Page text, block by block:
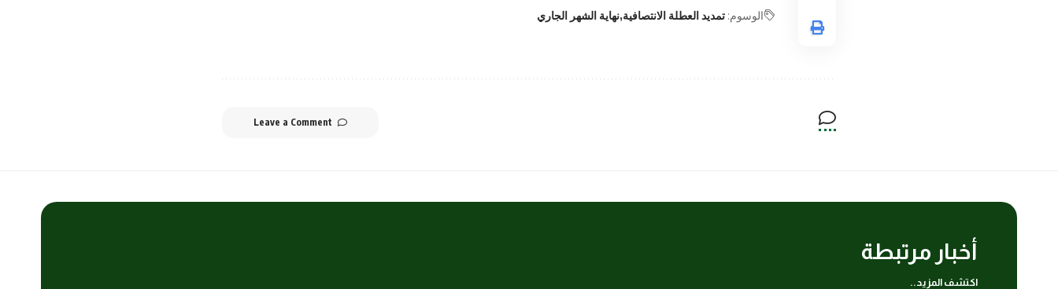
الوسوم: تمديد العطلة الانتصافية نهاية الشهر الجاري
Leave a Comment
أخبار مرتبطة
اكتشف المزيد..